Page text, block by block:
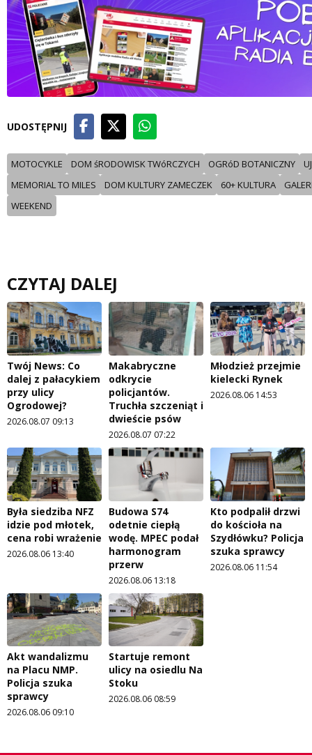
UDOSTĘPNIJ
MOTOCYKLE DOM śRODOWISK TWóRCZYCH OGRóD BOTANICZNY
MEMORIAL TO MILES
DOM KULTURY ZAMECZEK 60+ KULTURA
WEEKEND
CZYTAJ DALEJ
Twój News: Co
dalej z pałacykiem
przy ulicy
Ogrodowej?
2026.08.07 09:13
Makabryczne
odkrycie
policjantów.
Truchła szczeniąt i
dwieście psów
2026.08.07 07:22
Młodzież przejmie
kielecki Rynek
2026.08.06 14:53
Była siedziba NFZ
idzie pod młotek,
cena robi wrażenie
2026.08.06 13:40
Budowa S74
odetnie ciepłą
wodę. MPEC podał
harmonogram
przerw
2026.08.06 13:18
Kto podpalił drzwi
do kościoła na
Szydłówku? Policja
szuka sprawcy
2026.08.06 11:54
Akt wandalizmu
na Placu NMP.
Policja szuka
sprawcy
2026.08.06 09:10
Startuje remont
ulicy na osiedlu Na
Stoku
2026.08.06 08:59